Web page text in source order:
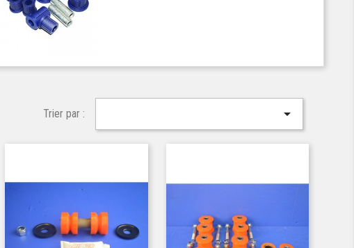
Trier par : 